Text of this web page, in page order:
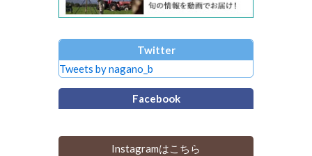
Twitter
Tweets by nagano_b
Facebook
Instagramはこちら